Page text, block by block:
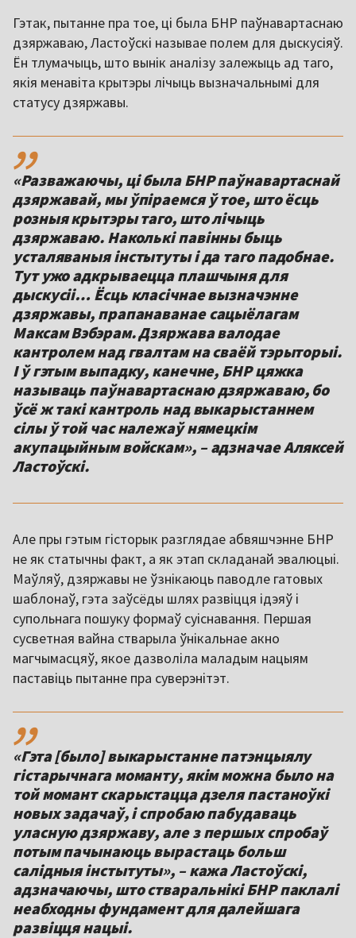
Гэтак, пытанне пра тое, ці была БНР паўнавартаснаю
дзяржаваю, Ластоўскі называе полем для дыскусіяў.
Ён тлумачыць, што вынік аналізу залежыць ад таго,
якія менавіта крытэры лічыць вызначальнымі для
статусу дзяржавы.
,,
«Разважаючы, ці была БНР паўнавартаснай
дзяржавай, мы ўпіраемся ў тое, што ёсць
розныя крытэры таго, што лічыць
дзяржаваю. Наколькі павінны быць
усталяваныя інстытуты і да таго падобнае.
Тут ужо адкрываецца плашчыня для
дыскусіі… Ёсць класічнае вызначэнне
дзяржавы, прапанаванае сацыёлагам
Максам Вэбэрам. Дзяржава валодае
кантролем над гвалтам на сваёй тэрыторыі.
І ў гэтым выпадку, канечне, БНР цяжка
называць паўнавартаснаю дзяржаваю, бо
ўсё ж такі кантроль над выкарыстаннем
сілы ў той час належаў нямецкім
акупацыйным войскам», – адзначае Аляксей
Ластоўскі.
Але пры гэтым гісторык разглядае абвяшчэнне БНР
не як статычны факт, а як этап складанай эвалюцыі.
Маўляў, дзяржавы не ўзнікаюць паводле гатовых
шаблонаў, гэта заўсёды шлях развіцця ідэяў і
супольнага пошуку формаў суіснавання. Першая
сусветная вайна стварыла ўнікальнае акно
магчымасцяў, якое дазволіла маладым нацыям
паставіць пытанне пра суверэнітэт.
,,
«Гэта [было] выкарыстанне патэнцыялу
гістарычнага моманту, якім можна было на
той момант скарыстацца дзеля пастаноўкі
новых задачаў, і спробаю пабудаваць
уласную дзяржаву, але з першых спробаў
потым пачынаюць вырастаць больш
салідныя інстытуты», – кажа Ластоўскі,
адзначаючы, што стваральнікі БНР паклалі
неабходны фундамент для далейшага
развіцця нацыі.